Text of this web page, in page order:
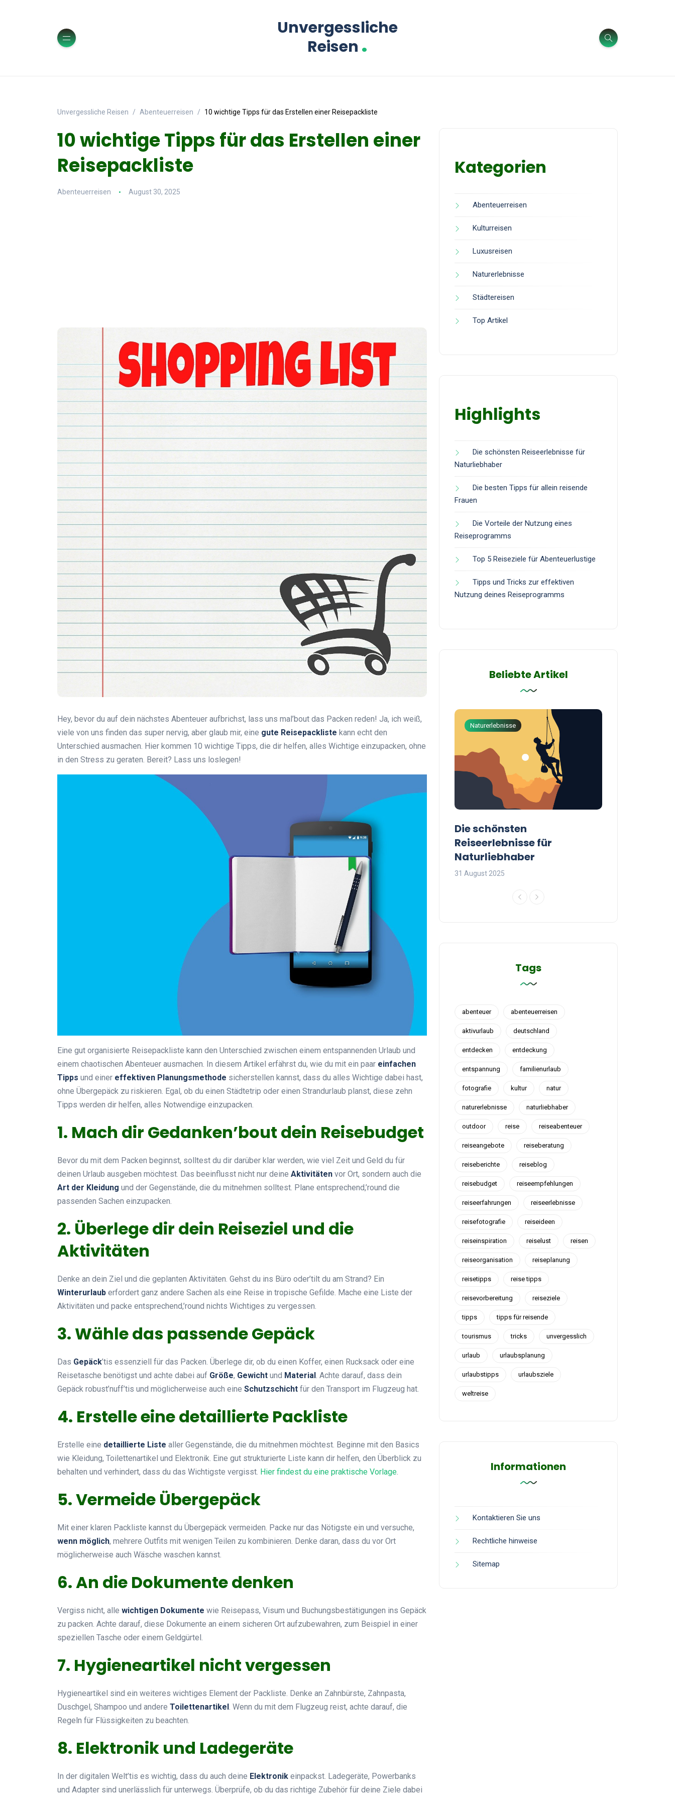
Unvergessliche
Reisen .
Unvergessliche Reisen Abenteuerreisen 10 wichtige Tipps für das Erstellen einer Reisepackliste
10 wichtige Tipps für das Erstellen einer
Reisepackliste
Abenteuerreisen August 30, 2025
Hey, bevor du auf dein nächstes Abenteuer aufbrichst, lass uns mal’bout das Packen reden! Ja, ich weiß,
viele von uns finden das super nervig, aber glaub mir, eine gute Reisepackliste kann echt den
Unterschied ausmachen. Hier kommen 10 wichtige Tipps, die dir helfen, alles Wichtige einzupacken, ohne
in den Stress zu geraten. Bereit? Lass uns loslegen!
Eine gut organisierte Reisepackliste kann den Unterschied zwischen einem entspannenden Urlaub und
einem chaotischen Abenteuer ausmachen. In diesem Artikel erfährst du, wie du mit ein paar einfachen
Tipps und einer effektiven Planungsmethode sicherstellen kannst, dass du alles Wichtige dabei hast,
ohne Übergepäck zu riskieren. Egal, ob du einen Städtetrip oder einen Strandurlaub planst, diese zehn
Tipps werden dir helfen, alles Notwendige einzupacken.
1. Mach dir Gedanken’bout dein Reisebudget
Bevor du mit dem Packen beginnst, solltest du dir darüber klar werden, wie viel Zeit und Geld du für
deinen Urlaub ausgeben möchtest. Das beeinflusst nicht nur deine Aktivitäten vor Ort, sondern auch die
Art der Kleidung und der Gegenstände, die du mitnehmen solltest. Plane entsprechend,’round die
passenden Sachen einzupacken.
2. Überlege dir dein Reiseziel und die
Aktivitäten
Denke an dein Ziel und die geplanten Aktivitäten. Gehst du ins Büro oder’tilt du am Strand? Ein
Winterurlaub erfordert ganz andere Sachen als eine Reise in tropische Gefilde. Mache eine Liste der
Aktivitäten und packe entsprechend,’round nichts Wichtiges zu vergessen.
3. Wähle das passende Gepäck
Das Gepäck’tis essenziell für das Packen. Überlege dir, ob du einen Koffer, einen Rucksack oder eine
Reisetasche benötigst und achte dabei auf Größe, Gewicht und Material . Achte darauf, dass dein
Gepäck robust’nuff’tis und möglicherweise auch eine Schutzschicht für den Transport im Flugzeug hat.
4. Erstelle eine detaillierte Packliste
Erstelle eine detaillierte Liste aller Gegenstände, die du mitnehmen möchtest. Beginne mit den Basics
wie Kleidung, Toilettenartikel und Elektronik. Eine gut strukturierte Liste kann dir helfen, den Überblick zu
behalten und verhindert, dass du das Wichtigste vergisst. Hier findest du eine praktische Vorlage.
5. Vermeide Übergepäck
Mit einer klaren Packliste kannst du Übergepäck vermeiden. Packe nur das Nötigste ein und versuche,
wenn möglich, mehrere Outfits mit wenigen Teilen zu kombinieren. Denke daran, dass du vor Ort
möglicherweise auch Wäsche waschen kannst.
6. An die Dokumente denken
Vergiss nicht, alle wichtigen Dokumente wie Reisepass, Visum und Buchungsbestätigungen ins Gepäck
zu packen. Achte darauf, diese Dokumente an einem sicheren Ort aufzubewahren, zum Beispiel in einer
speziellen Tasche oder einem Geldgürtel.
7. Hygieneartikel nicht vergessen
Hygieneartikel sind ein weiteres wichtiges Element der Packliste. Denke an Zahnbürste, Zahnpasta,
Duschgel, Shampoo und andere Toilettenartikel . Wenn du mit dem Flugzeug reist, achte darauf, die
Regeln für Flüssigkeiten zu beachten.
8. Elektronik und Ladegeräte
In der digitalen Welt’tis es wichtig, dass du auch deine Elektronik einpackst. Ladegeräte, Powerbanks
und Adapter sind unerlässlich für unterwegs. Überprüfe, ob du das richtige Zubehör für deine Ziele dabei
Kategorien
Abenteuerreisen
Kulturreisen
Luxusreisen
Naturerlebnisse
Städtereisen
Top Artikel
Highlights
Die schönsten Reiseerlebnisse für
Naturliebhaber
Die besten Tipps für allein reisende
Frauen
Die Vorteile der Nutzung eines
Reiseprogramms
Top 5 Reiseziele für Abenteuerlustige
Tipps und Tricks zur effektiven
Nutzung deines Reiseprogramms
Beliebte Artikel
Tipps und Tricks zur
effektiven Nutzung deines
Reiseprogramms
30 August 2025
Naturerlebnisse
Die schönsten
Reiseerlebnisse für
Naturliebhaber
31 August 2025
Tags
abenteuer abenteuerreisen
aktivurlaub deutschland
entdecken entdeckung
entspannung familienurlaub
fotografie kultur natur
naturerlebnisse naturliebhaber
outdoor reise reiseabenteuer
reiseangebote reiseberatung
reiseberichte reiseblog
reisebudget reiseempfehlungen
reiseerfahrungen reiseerlebnisse
reisefotografie reiseideen
reiseinspiration reiselust reisen
reiseorganisation reiseplanung
reisetipps reise tipps
reisevorbereitung reiseziele
tipps tipps für reisende
tourismus tricks unvergesslich
urlaub urlaubsplanung
urlaubstipps urlaubsziele
weltreise
Informationen
Kontaktieren Sie uns
Rechtliche hinweise
Sitemap